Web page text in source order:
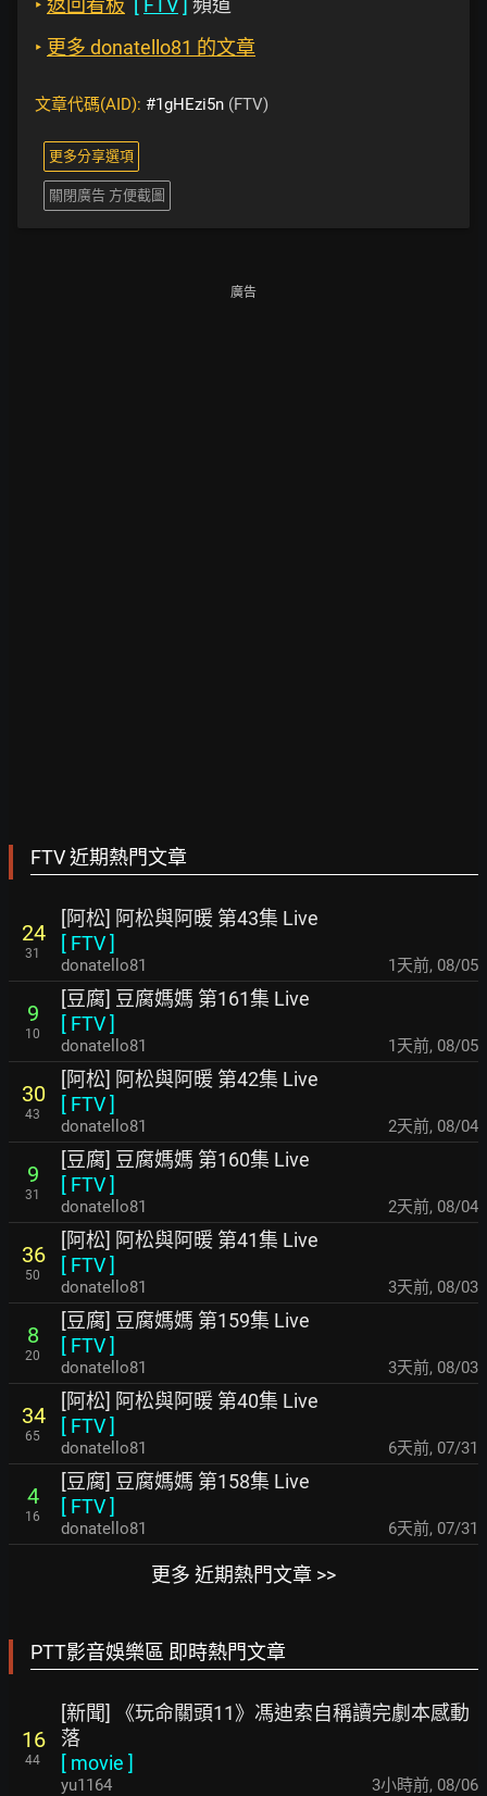
‣ 更多 donatello81 的文章
文章代碼(AID): #1gHEzi5n (FTV)
更多分享選項
關閉廣告 方便截圖
廣告
FTV 近期熱門文章
24
31
[阿松] 阿松與阿暖 第43集 Live
[ FTV]
donatello81 1天前, 08/05
9
10
[豆腐] 豆腐媽媽 第161集 Live
[ FTV]
donatello81 1天前, 08/05
30
43
[阿松] 阿松與阿暖 第42集 Live
[ FTV]
donatello81 2天前, 08/04
9
31
[豆腐] 豆腐媽媽 第160集 Live
[ FTV]
donatello81 2天前, 08/04
36
50
[阿松] 阿松與阿暖 第41集 Live
[ FTV]
donatello81 3天前, 08/03
8
20
[豆腐] 豆腐媽媽 第159集 Live
[ FTV]
donatello81 3天前, 08/03
34
65
[阿松] 阿松與阿暖 第40集 Live
[ FTV]
donatello81 6天前, 07/31
4
16
[豆腐] 豆腐媽媽 第158集 Live
[ FTV]
donatello81 6天前, 07/31
更多 近期熱門文章 >>
PTT影音娛樂區 即時熱門文章
16
44
[新聞] 《玩命關頭11》馮迪索自稱讀完劇本感動
落
[ movie ]
yu1164 3小時前, 08/06